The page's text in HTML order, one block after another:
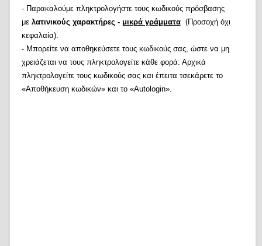
- Παρακαλούμε πληκτρολογήστε τους κωδικούς πρόσβασης
με λατινικούς χαρακτήρες - μικρά γράμματα(Προσοχή όχι
κεφαλαία).
- Μπορείτε να αποθηκεύσετε τους κωδικούς σας, ώστε να μη
χρειάζεται να τους πληκτρολογείτε κάθε φορά: Αρχικά
πληκτρολογείτε τους κωδικούς σας και έπειτα τσεκάρετε το
«Αποθήκευση κωδικών» και το «Autologin».